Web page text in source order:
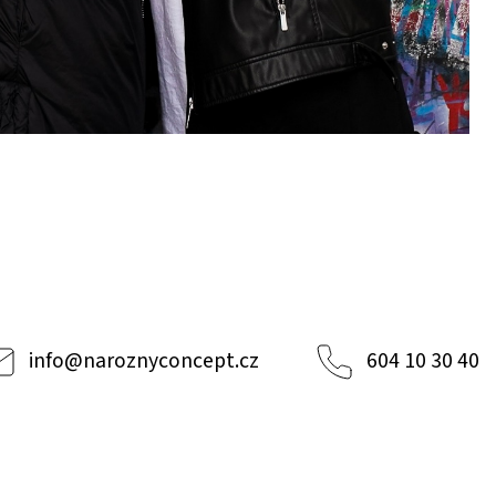
info@naroznyconcept.cz 604 10 30 40